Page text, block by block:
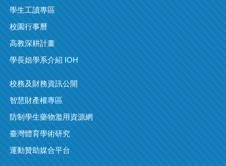
學生工讀專區
校園行事曆
高教深耕計畫
學長姐學系介紹 IOH
校務及財務資訊公開
智慧財產權專區
防制學生藥物濫用資源網
臺灣體育學術研究
運動贊助媒合平台